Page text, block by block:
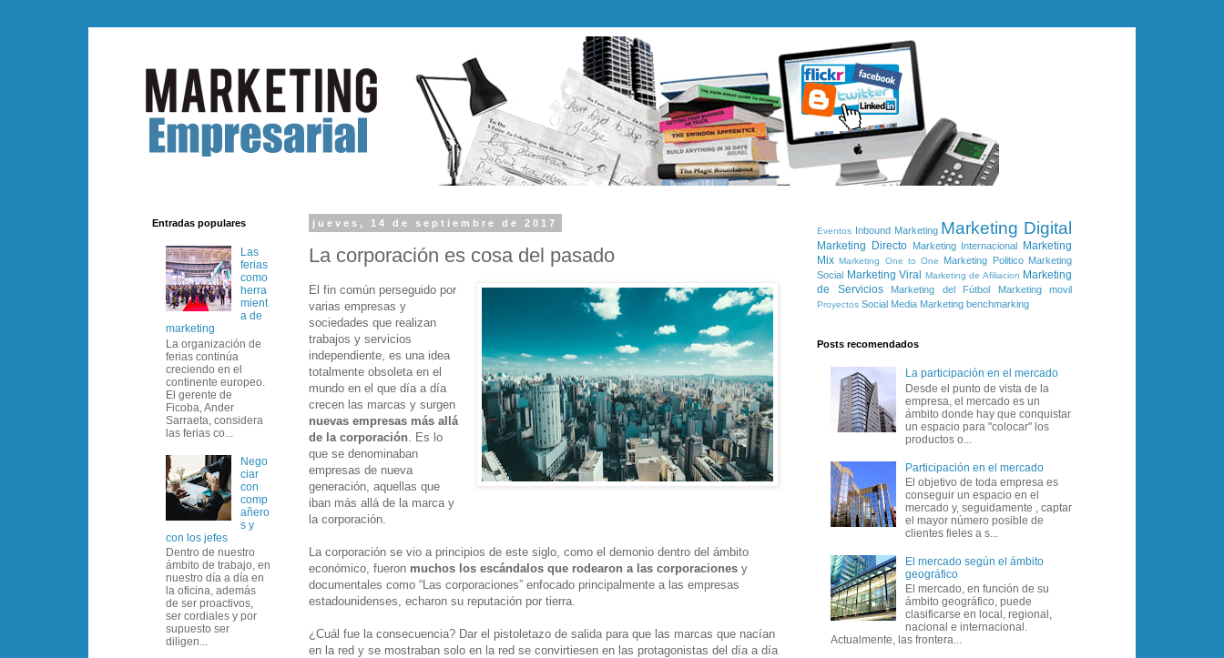
jueves, 14 de septiembre de 2017
La corporación es cosa del pasado
El fin común perseguido por
varias empresas y
sociedades que realizan
trabajos y servicios
independiente, es una idea
totalmente obsoleta en el
mundo en el que día a día
crecen las marcas y surgen
nuevas empresas más allá
de la corporación . Es lo
que se denominaban
empresas de nueva
generación, aquellas que
iban más allá de la marca y
la corporación.
La corporación se vio a principios de este siglo, como el demonio dentro del ámbito
económico, fueron muchos los escándalos que rodearon a las corporaciones y
documentales como “Las corporaciones” enfocado principalmente a las empresas
estadounidenses, echaron su reputación por tierra.
¿Cuál fue la consecuencia? Dar el pistoletazo de salida para que las marcas que nacían
en la red y se mostraban solo en la red se convirtiesen en las protagonistas del día a día
Entradas populares
Las
ferias
como
herra
mient
a de
marketing
La organización de
ferias continúa
creciendo en el
continente europeo.
El gerente de
Ficoba, Ander
Sarraeta, considera
las ferias co...
Nego
ciar
con
comp
añero
s y
con los jefes
Dentro de nuestro
ámbito de trabajo, en
nuestro día a día en
la oficina, además
de ser proactivos,
ser cordiales y por
supuesto ser
diligen...
Eventos Inbound Marketing Marketing Digital
Marketing Directo Marketing Internacional
Marketing
Mix Marketing One to One Marketing Politico Marketing
Social Marketing Viral Marketing de Afiliacion Marketing
de Servicios
Marketing del Fútbol Marketing movil
Proyectos Social Media Marketing benchmarking
Posts recomendados
La participación en el mercado
Desde el punto de vista de la
empresa, el mercado es un
ámbito donde hay que conquistar
un espacio para "colocar" los
productos o...
Participación en el mercado
El objetivo de toda empresa es
conseguir un espacio en el
mercado y, seguidamente , captar
el mayor número posible de
clientes fieles a s...
El mercado según el ámbito
geográfico
El mercado, en función de su
ámbito geográfico, puede
clasificarse en local, regional,
nacional e internacional.
Actualmente, las frontera...